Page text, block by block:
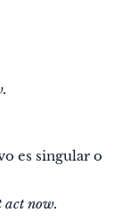
es singular o
act now.